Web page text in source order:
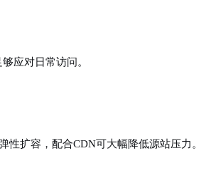
应对日常访问。
扩容，配合CDN可大幅降低源站压力。